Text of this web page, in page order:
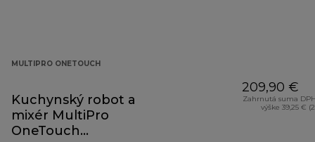
MULTIPRO ONETOUCH
Kuchynský robot a
mixér MultiPro
OneTouch
209,90 €
Zahrnutá suma
výške 39,25 €